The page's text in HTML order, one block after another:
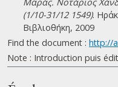
(1/10-31/12 1549).
Βιβλιοθήκη, 2009
Find the document : http://
Note : Introduction puis